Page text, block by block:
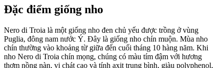
Đặc điểm giống nho
Nero di Troia là một giống nho đen chủ yếu được trồng ở vùng
Puglia, đông nam nước Ý. Đây là giống nho chín muộn. Mùa nho
chín thường vào khoảng từ giữa đến cuối tháng 10 hàng năm. Khi
nho Nero di Troia chín mọng, chúng có màu tím đậm với hương
thơm nồng nàn, vị chát cao và tính axit trung bình, giàu polyphenol,